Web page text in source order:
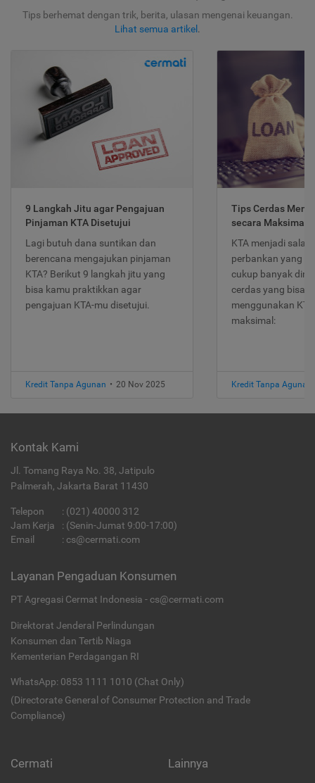
Tips berhemat dengan trik, berita, ulasan mengenai keuangan.
Lihat semua artikel .
9 Langkah Jitu agar Pengajuan
Pinjaman KTA Disetujui
Lagi butuh dana suntikan dan
berencana mengajukan pinjaman
KTA? Berikut 9 langkah jitu yang
bisa kamu praktikkan agar
pengajuan KTA-mu disetujui.
Kredit Tanpa Agunan • 20 Nov 2025
Tips Cerdas
secara Maksimal
KTA menjadi
perbankan yang
cukup banyak
cerdas yang bisa
menggunakan
maksimal:
Kredit Tanpa Agunan
Kontak Kami
Jl. Tomang Raya No. 38, Jatipulo
Palmerah, Jakarta Barat 11430
Telepon : (021) 40000 312
Jam Kerja
: (Senin-Jumat 9:00-17:00)
Email
: cs@cermati.com
Layanan Pengaduan Konsumen
PT Agregasi Cermat Indonesia - cs@cermati.com
Direktorat Jenderal Perlindungan
Konsumen dan Tertib Niaga
Kementerian Perdagangan RI
WhatsApp: 0853 1111 1010 (Chat Only)
(Directorate General of Consumer Protection and Trade
Compliance)
Cermati Lainnya